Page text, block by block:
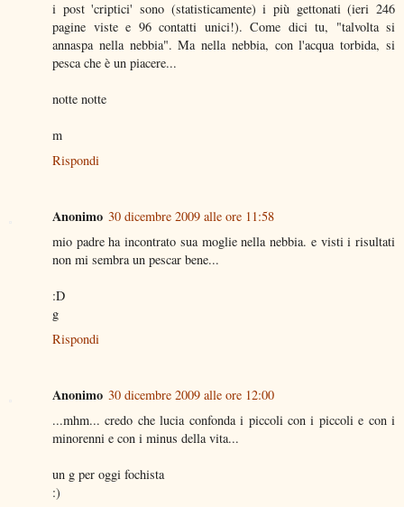
i post 'criptici' sono (statisticamente) i più gettonati (ieri 246
pagine viste e 96 contatti unici!). Come dici tu, "talvolta si
annaspa nella nebbia". Ma nella nebbia, con l'acqua torbida, si
pesca che è un piacere...
notte notte
m
Rispondi
Anonimo 30 dicembre 2009 alle ore 11:58
mio padre ha incontrato sua moglie nella nebbia. e visti i risultati
non mi sembra un pescar bene...
:D
g
Rispondi
Anonimo 30 dicembre 2009 alle ore 12:00
...mhm... credo che lucia confonda i piccoli con i piccoli e con i
minorenni e con i minus della vita...
un g per oggi fochista
:)